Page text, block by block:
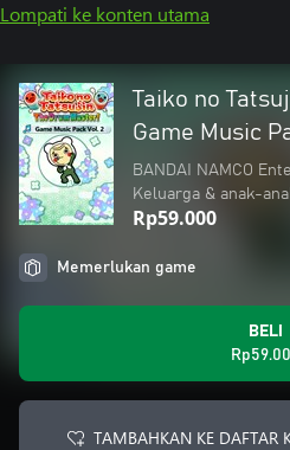
Lompati ke konten utama
Taiko no
Game Music
BANDAI NAMCO
Keluarga & anak-
Rp59.000
Memerlukan game
BELI
TAMBAHKAN KE DAFTAR